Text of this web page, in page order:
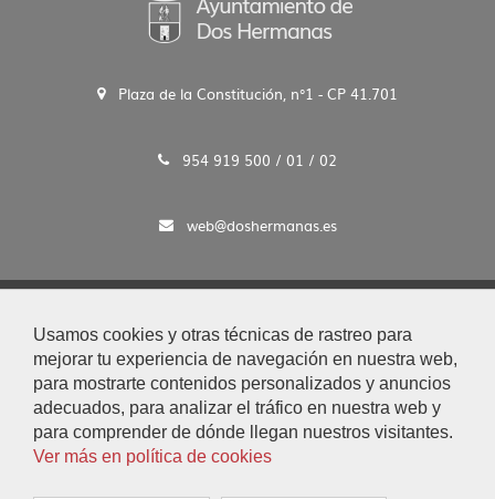
Usamos cookies y otras técnicas de rastreo para
mejorar tu experiencia de navegación en nuestra web,
para mostrarte contenidos personalizados y anuncios
adecuados, para analizar el tráfico en nuestra web y
para comprender de dónde llegan nuestros visitantes.
Ver más en política de cookies
Plaza de la Constitución, n°1 - CP 41.701
954 919 500 / 01 / 02
web@doshermanas.es
Aviso Legal y Protección de Datos
|
Mapa Web
|
Accesibilidad
|